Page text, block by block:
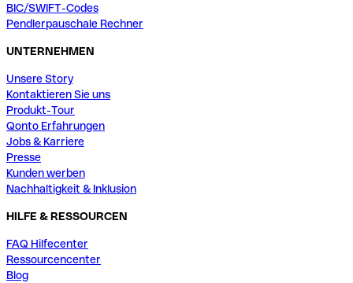
BIC/SWIFT-Codes
Pendlerpauschale Rechner
UNTERNEHMEN
Unsere Story
Kontaktieren Sie uns
Produkt-Tour
Qonto Erfahrungen
Jobs & Karriere
Presse
Kunden werben
Nachhaltigkeit & Inklusion
HILFE & RESSOURCEN
FAQ Hilfecenter
Ressourcencenter
Blog